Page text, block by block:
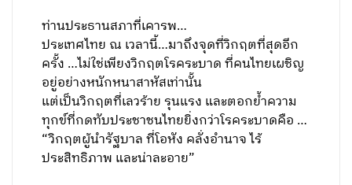
ท่านประธานสภาที่เคารพ…
ประเทศไทย ณ เวลานี้…มาถึงจุดที่วิกฤตที่สุดอีก
ครั้ง …ไม่ใช่เพียงวิกฤตโรคระบาด ที่คนไทยเผชิญ
อยู่อย่างหนักหนาสาหัสเท่านั้น
แต่เป็นวิกฤตที่เลวร้าย รุนแรง และตอกย้ำความ
ทุกข์ที่กดทับประชาชนไทยยิ่งกว่าโรคระบาดคือ …
“วิกฤตผู้นำรัฐบาล ที่โอหัง คลั่งอำนาจ ไร้
ประสิทธิภาพ และน่าละอาย”